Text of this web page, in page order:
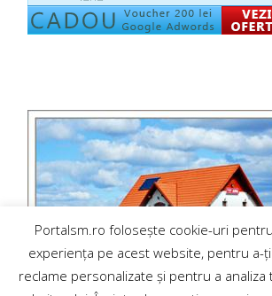
Portalsm.ro folosește cookie-uri
experiența pe acest website, pentru a-
reclame personalizate și pentru a analiza